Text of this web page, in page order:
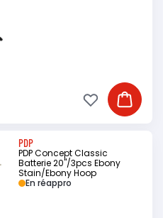
Ajouter
Ajouter à ma
PDP
PDP Concept Classic
Batterie 20"/3pcs Ebony
Stain/Ebony Hoop
En réappro